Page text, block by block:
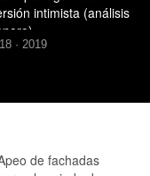
intimista (análisis
· 2019
de fachadas